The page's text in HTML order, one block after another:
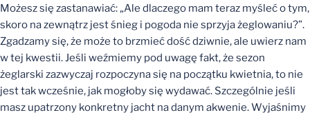
Możesz się zastanawiać: „Ale dlaczego mam teraz myśleć o tym,
skoro na zewnątrz jest śnieg i pogoda nie sprzyja żeglowaniu?”.
Zgadzamy się, że może to brzmieć dość dziwnie, ale uwierz nam
w tej kwestii. Jeśli weźmiemy pod uwagę fakt, że sezon
żeglarski zazwyczaj rozpoczyna się na początku kwietnia, to nie
jest tak wcześnie, jak mogłoby się wydawać. Szczególnie jeśli
masz upatrzony konkretny jacht na danym akwenie. Wyjaśnimy